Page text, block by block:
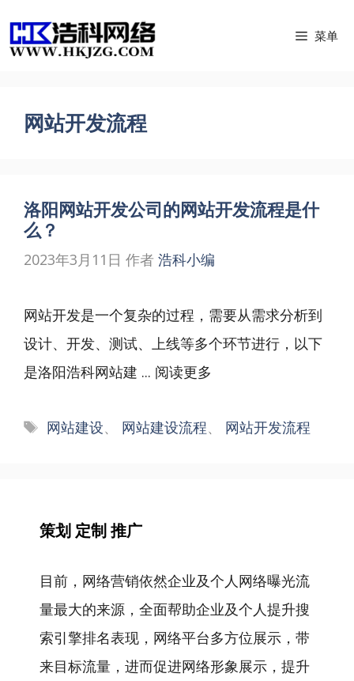
至
菜单
网站开发流程
洛阳网站开发公司的网站开发流程是什
么？
2023年3月11日 作者 浩科小编
网站开发是一个复杂的过程，需要从需求分析到
设计、开发、测试、上线等多个环节进行，以下
是洛阳浩科网站建 ... 阅读更多
标
网站建设、 网站建设流程、 网站开发流程
策划 定制 推广
目前，网络营销依然企业及个人网络曝光流
量最大的来源，全面帮助企业及个人提升搜
索引擎排名表现，网络平台多方位展示，带
来目标流量，进而促进网络形象展示，提升